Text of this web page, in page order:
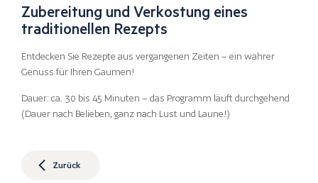
Zubereitung und Verkostung eines
traditionellen Rezepts
Entdecken Sie Rezepte aus vergangenen Zeiten – ein wahrer
Genuss für Ihren Gaumen!
Dauer: ca. 30 bis 45 Minuten – das Programm läuft durchgehend
(Dauer nach Belieben, ganz nach Lust und Laune!)
Zurück